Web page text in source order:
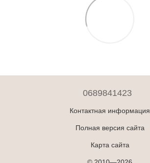
0689841423
Контактная информация
Полная версия сайта
Карта сайта